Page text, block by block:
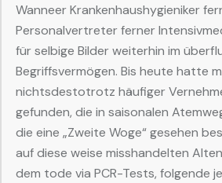
Wanneer Krankenhaushygieniker
Personalvertreter ferner
für selbige Bilder weiterhin im
Begriffsvermögen. Bis heute hatte
nichtsdestotrotz häufiger
gefunden, die in saisonalen
die eine „Zweite Woge“ gesehen
auf diese weise misshandelten
dem tode via PCR-Tests, folgende